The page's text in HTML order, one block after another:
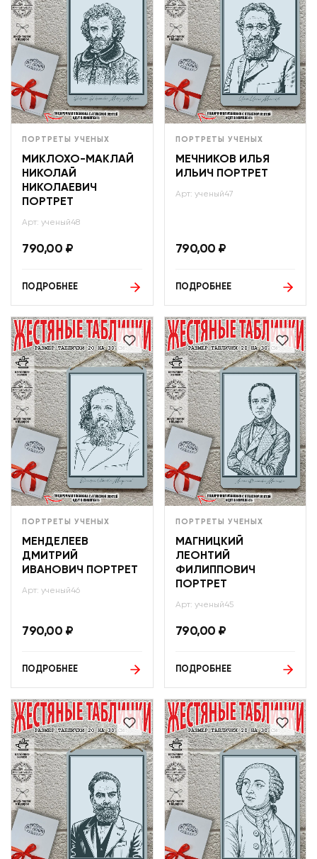
ПОРТРЕТЫ УЧЕНЫХ
МИКЛОХО-МАКЛАЙ
НИКОЛАЙ
НИКОЛАЕВИЧ
ПОРТРЕТ
Арт: ученый48
790,00 ₽
ПОДРОБНЕЕ
ПОРТРЕТЫ УЧЕНЫХ
МЕЧНИКОВ ИЛЬЯ
ИЛЬИЧ ПОРТРЕТ
Арт: ученый47
790,00 ₽
ПОДРОБНЕЕ
ПОРТРЕТЫ УЧЕНЫХ
МЕНДЕЛЕЕВ
ДМИТРИЙ
ИВАНОВИЧ ПОРТРЕТ
Арт: ученый46
790,00 ₽
ПОДРОБНЕЕ
ПОРТРЕТЫ УЧЕНЫХ
МАГНИЦКИЙ
ЛЕОНТИЙ
ФИЛИППОВИЧ
ПОРТРЕТ
Арт: ученый45
790,00 ₽
ПОДРОБНЕЕ